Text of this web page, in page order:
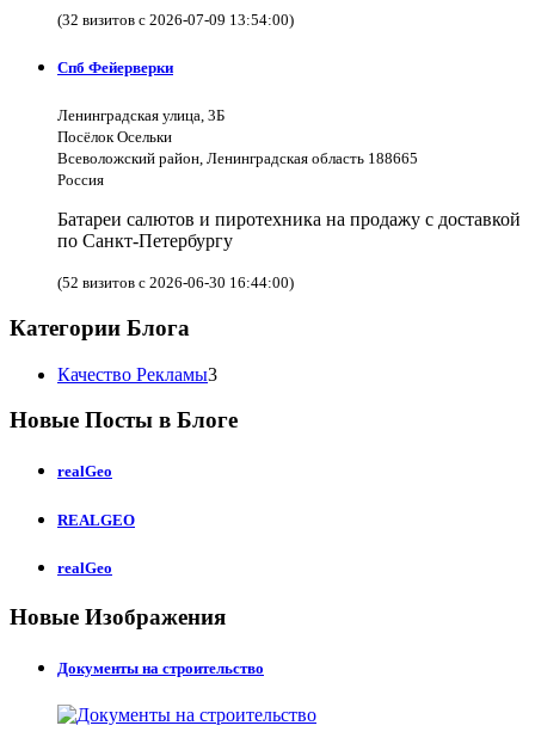
(32 визитов с 2026-07-09 13:54:00)
Спб Фейерверки
Ленинградская улица, 3Б
Посёлок Осельки
Всеволожский район, Ленинградская область 188665
Россия
Батареи салютов и пиротехника на продажу с доставкой
по Санкт-Петербургу
(52 визитов с 2026-06-30 16:44:00)
Категории Блога
Качество Рекламы3
Новые Посты в Блоге
realGeo
REALGEO
realGeo
Новые Изображения
Документы на строительство